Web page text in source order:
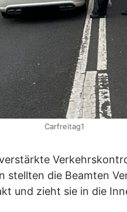
Carfreitag1
stellten die Beamten
und zieht sie in die